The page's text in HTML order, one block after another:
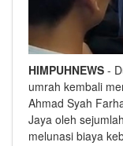
HIMPUHNEWS -
umrah kembali
Ahmad Syah
Jaya oleh
melunasi biaya